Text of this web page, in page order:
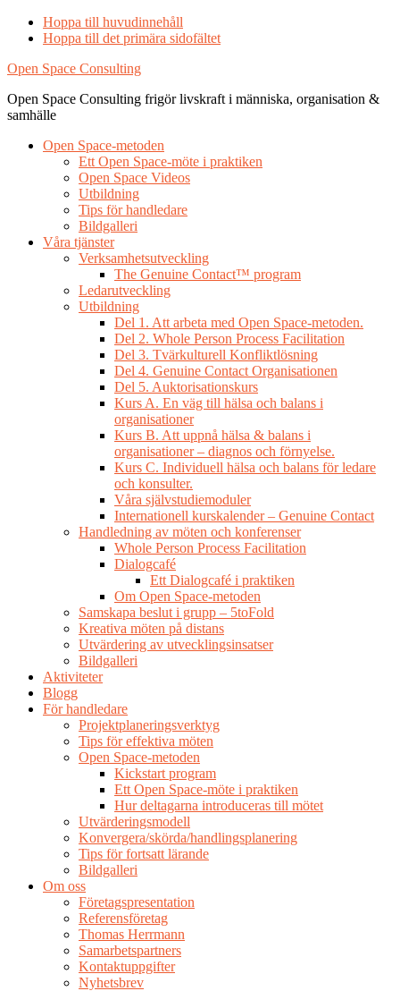
Hoppa till huvudinnehåll
Hoppa till det primära sidofältet
Open Space Consulting
Open Space Consulting frigör livskraft i människa, organisation &
samhälle
Open Space-metoden
Ett Open Space-möte i praktiken
Open Space Videos
Utbildning
Tips för handledare
Bildgalleri
Våra tjänster
Verksamhetsutveckling
The Genuine Contact™ program
Ledarutveckling
Utbildning
Del 1. Att arbeta med Open Space-metoden.
Del 2. Whole Person Process Facilitation
Del 3. Tvärkulturell Konfliktlösning
Del 4. Genuine Contact Organisationen
Del 5. Auktorisationskurs
Kurs A. En väg till hälsa och balans i
organisationer
Kurs B. Att uppnå hälsa & balans i
organisationer – diagnos och förnyelse.
Kurs C. Individuell hälsa och balans för ledare
och konsulter.
Våra självstudiemoduler
Internationell kurskalender – Genuine Contact
Handledning av möten och konferenser
Whole Person Process Facilitation
Dialogcafé
Ett Dialogcafé i praktiken
Om Open Space-metoden
Samskapa beslut i grupp – 5toFold
Kreativa möten på distans
Utvärdering av utvecklingsinsatser
Bildgalleri
Aktiviteter
Blogg
För handledare
Projektplaneringsverktyg
Tips för effektiva möten
Open Space-metoden
Kickstart program
Ett Open Space-möte i praktiken
Hur deltagarna introduceras till mötet
Utvärderingsmodell
Konvergera/skörda/handlingsplanering
Tips för fortsatt lärande
Bildgalleri
Om oss
Företagspresentation
Referensföretag
Thomas Herrmann
Samarbetspartners
Kontaktuppgifter
Nyhetsbrev